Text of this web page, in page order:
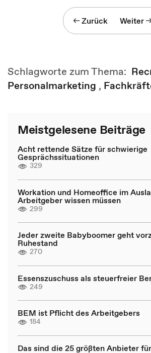
Zurück Weiter
Schlagworte zum Thema:
Personalmarketing ,
Meistgelesene Beiträge
Acht rettende Sätze für schwierige
Gesprächssituationen
329
Workation und Homeoffice im
Arbeitgeber wissen müssen
299
Jeder zweite Babyboomer geht
Ruhestand
270
Essenszuschuss als steuerfreier
249
BEM ist Pflicht des Arbeitgebers
184
Das sind die 25 größten Anbieter